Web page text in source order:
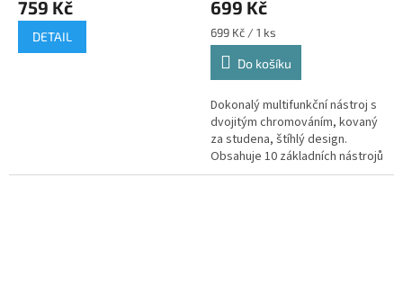
759 Kč
DETAIL
699 Kč
Měrná
cena:
699 Kč / 1 ks
Do košíku
Dokonalý multifunkční nástroj s
dvojitým chromováním, kovaný
za studena, štíhlý design.
Obsahuje 10 základních nástrojů
XLAB. Obsahuje pásek XLAB,